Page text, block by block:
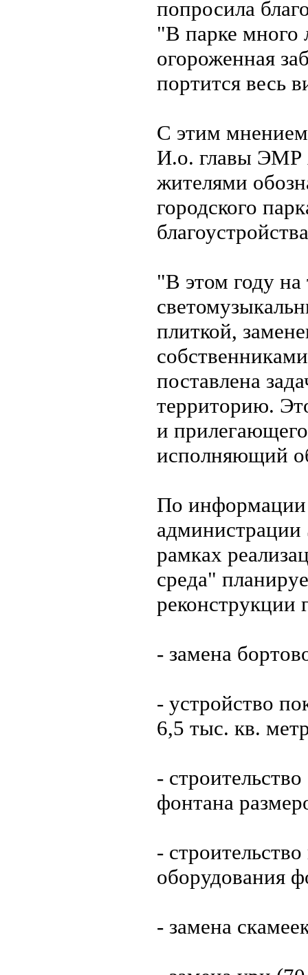
попросила
"В парке много
огороженная
портится весь
С этим мнением
И.о. главы ЭМР
жителями
городского
"В этом году на
плиткой,
поставлена
территорию.
и
исполняющий
По информации
администрации
рамках
среда"
реконструкции
- замена
- устройство
6,5 тыс. кв.
-
фонтана
-
оборудования
- замена